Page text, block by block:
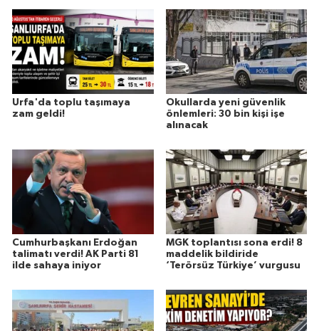
Urfa'da toplu taşımaya
zam geldi!
Okullarda yeni güvenlik
önlemleri: 30 bin kişi işe
alınacak
Cumhurbaşkanı Erdoğan
talimatı verdi! AK Parti 81
ilde sahaya iniyor
MGK toplantısı sona erdi! 8
maddelik bildiride
‘Terörsüz Türkiye’ vurgusu